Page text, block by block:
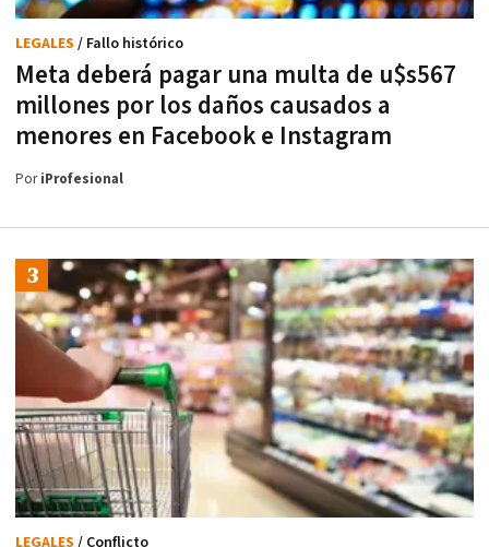
Meta deberá pagar una multa de u$s567
millones por los daños causados a
menores en Facebook e Instagram
LEGALES / Fallo histórico
PoriProfesional
LEGALES / Conflicto